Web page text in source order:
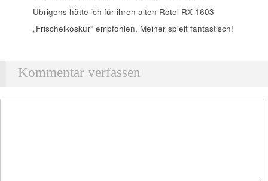
Übrigens hätte ich für ihren alten Rotel RX-1603
„Frischelkoskur“ empfohlen. Meiner spielt fantastisch!
Kommentar verfassen